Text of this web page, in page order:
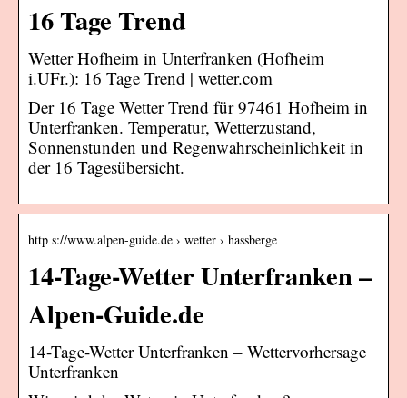
16 Tage Trend
Wetter Hofheim in Unterfranken (Hofheim
i.UFr.): 16 Tage Trend | wetter.com
Der 16 Tage Wetter Trend für 97461 Hofheim in
Unterfranken. Temperatur, Wetterzustand,
Sonnenstunden und Regenwahrscheinlichkeit in
der 16 Tagesübersicht.
http s://www.alpen-guide.de › wetter › hassberge
14-Tage-Wetter Unterfranken –
Alpen-Guide.de
14-Tage-Wetter Unterfranken – Wettervorhersage
Unterfranken